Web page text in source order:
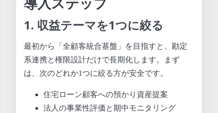
1. 収益テーマを1つに絞る
最初から「全顧客統合基盤」を目指すと、勘定
系連携と権限設計だけで長期化します。まず
は、次のどれか1つに絞る方が安全です。
住宅ローン顧客への預かり資産提案
法人の事業性評価と期中モニタリング